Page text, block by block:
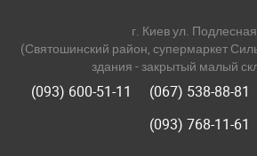
г. Киев ул. Подлесная
(Святошинский район, супермаркет
здания - закрытый малый
(093) 600-51-11 (067) 538-88-81
(093) 768-11-61